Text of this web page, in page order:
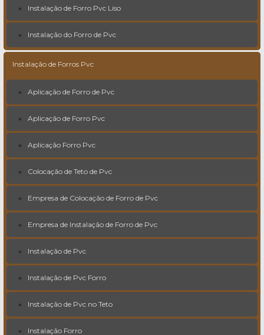
Instalação de Forro Pvc Liso
Instalação do Forro de Pvc
Instalação de Forros Pvc
Aplicação de Forro de Pvc
Aplicação de Forro Pvc
Aplicação Forro Pvc
Colocação de Teto de Pvc
Empresa de Colocação de Forro de Pvc
Empresa de Instalação de Forro de Pvc
Instalação de Pvc
Instalação de Pvc Forro
Instalação de Pvc no Teto
Instalação Forro